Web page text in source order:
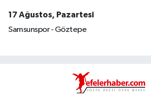
17 Ağustos, Pazartesi
Samsunspor - Göztepe